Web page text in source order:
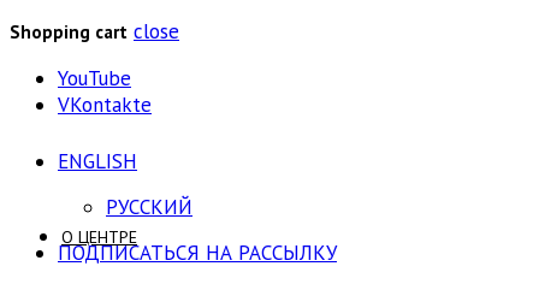
Shopping cart close
YouTube
VKontakte
ENGLISH
РУССКИЙ
ПОДПИСАТЬСЯ НА РАССЫЛКУ
О ЦЕНТРЕ